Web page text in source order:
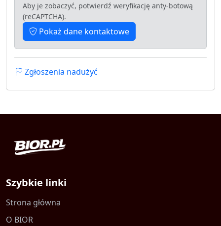
Aby je zobaczyć, potwierdź weryfikację anty-botową
(reCAPTCHA).
Pokaż dane kontaktowe
Zgłoszenia nadużyć
Szybkie linki
Strona główna
O BIOR